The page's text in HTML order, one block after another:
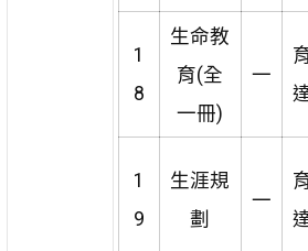
1
8
生命教
育(全
一冊)
一
1
9
生涯規
劃
一